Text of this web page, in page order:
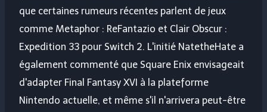
que certaines rumeurs récentes parlent de jeux
comme Metaphor : ReFantazio et Clair Obscur :
Expedition 33 pour Switch 2. L'initié NatetheHate a
également commenté que Square Enix envisageait
d'adapter Final Fantasy XVI à la plateforme
Nintendo actuelle, et même s'il n'arrivera peut-être